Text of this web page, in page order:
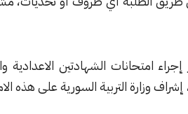
امتحانات الشهادتين الاعدادية
وزارة التربية السورية على هذه